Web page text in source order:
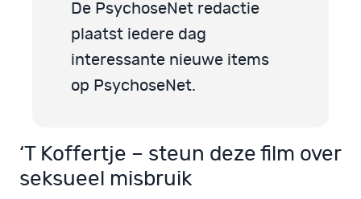
De PsychoseNet redactie
plaatst iedere dag
interessante nieuwe items
op PsychoseNet.
‘T Koffertje – steun deze film over
seksueel misbruik